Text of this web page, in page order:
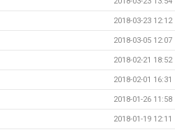
2018-03-23 12:12
2018-03-05 12:07
2018-02-21 18:52
2018-02-01 16:31
2018-01-26 11:58
2018-01-19 12:11